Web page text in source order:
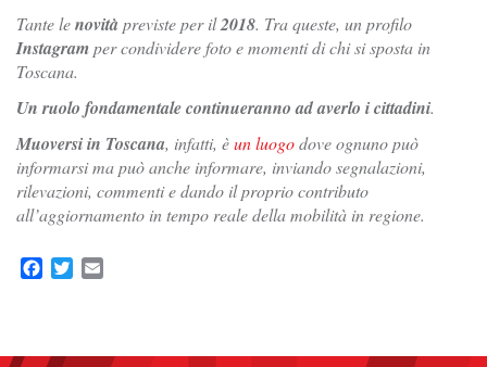
Tante lenovità previste per il2018. Tra queste, un profilo
Instagramper condividere foto e momenti di chi si sposta in
Toscana.
Un ruolo fondamentale continueranno ad averlo i cittadini.
Muoversi in Toscana, infatti, èun luogodove ognuno può
informarsi ma può anche informare, inviando segnalazioni,
rilevazioni, commenti e dando il proprio contributo
all’aggiornamento in tempo reale della mobilità in regione.
Facebook
Twitter